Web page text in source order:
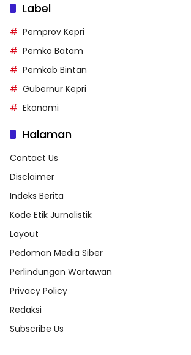
Label
Pemprov Kepri
Pemko Batam
Pemkab Bintan
Gubernur Kepri
Ekonomi
Halaman
Contact Us
Disclaimer
Indeks Berita
Kode Etik Jurnalistik
Layout
Pedoman Media Siber
Perlindungan Wartawan
Privacy Policy
Redaksi
Subscribe Us